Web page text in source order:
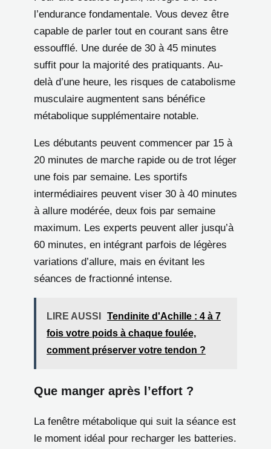
l’endurance fondamentale. Vous devez être
capable de parler tout en courant sans être
essoufflé. Une durée de 30 à 45 minutes
suffit pour la majorité des pratiquants. Au-
delà d’une heure, les risques de catabolisme
musculaire augmentent sans bénéfice
métabolique supplémentaire notable.
Les débutants peuvent commencer par 15 à
20 minutes de marche rapide ou de trot léger
une fois par semaine. Les sportifs
intermédiaires peuvent viser 30 à 40 minutes
à allure modérée, deux fois par semaine
maximum. Les experts peuvent aller jusqu’à
60 minutes, en intégrant parfois de légères
variations d’allure, mais en évitant les
séances de fractionné intense.
LIRE AUSSI
Tendinite d'Achille : 4 à 7
fois votre poids à chaque foulée,
comment préserver votre tendon ?
Que manger après l’effort ?
La fenêtre métabolique qui suit la séance est
le moment idéal pour recharger les batteries.